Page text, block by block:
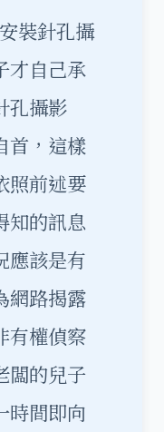
裝針孔攝
才自己承
孔攝影
首，這樣
照前述要
知的訊息
應該是有
網路揭露
有權偵察
闆的兒子
時間即向